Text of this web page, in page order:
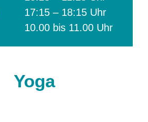
17:15 – 18:15 Uhr
10.00 bis 11.00 Uhr
Yoga